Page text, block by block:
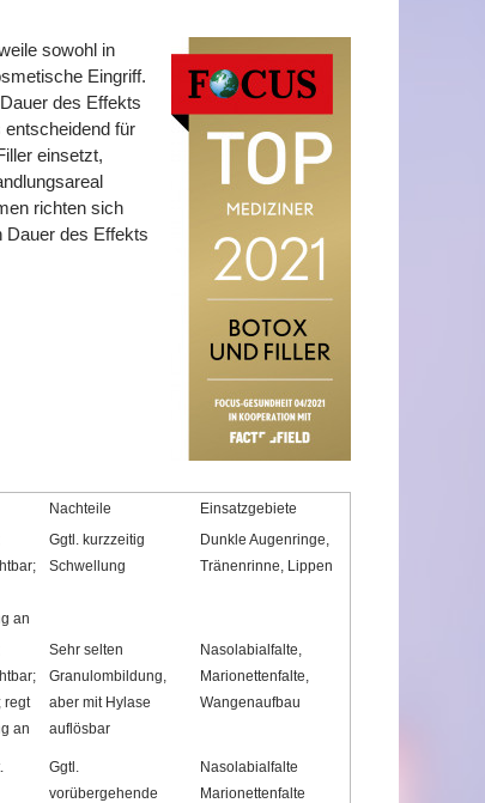
sowohl in
Eingriff.
des Effekts
entscheidend für
einsetzt,
richten sich
Dauer des Effekts
Nachteile
Einsatzgebiete
an
Ggtl. kurzzeitig
Schwellung
Dunkle Augenringe,
Tränenrinne, Lippen
regt
an
Sehr selten
Granulombildung,
aber mit Hylase
auflösbar
Nasolabialfalte,
Marionettenfalte,
Wangenaufbau
Ggtl.
vorübergehende
Nasolabialfalte
Marionettenfalte